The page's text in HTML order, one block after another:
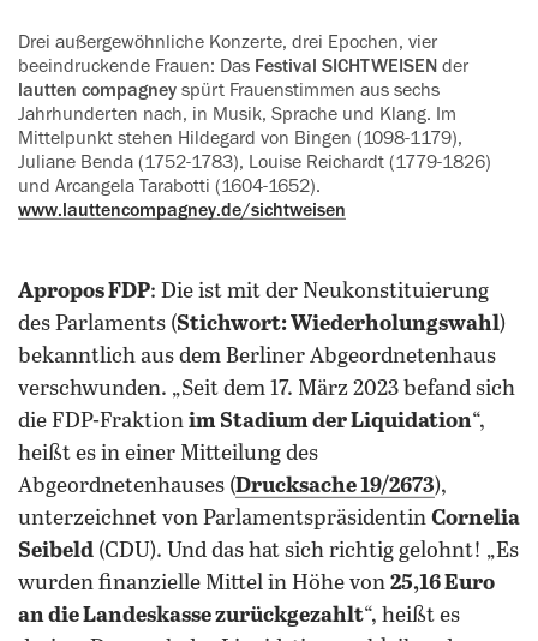
Drei außergewöhnliche Konzerte, drei Epochen, vier
beeindruckende Frauen: Das Festival SICHTWEISEN der
‍lautten compagney spürt Frauenstimmen aus sechs
Jahrhunderten nach, in Musik, Sprache und Klang. Im
Mittelpunkt stehen Hildegard von Bingen (1098-1179),
Juliane Benda (1752-1783), Louise Reichardt (1779-1826)
und Arcangela Tarabotti (1604-1652).
www.lauttencompagney.de/sichtweisen
Apropos FDP: Die ist mit der Neukonstituierung
des Parlaments (Stichwort: Wiederholungswahl)
bekanntlich aus dem Berliner Abgeordnetenhaus
verschwunden. „Seit dem 17. März 2023 befand sich
die FDP-Fraktion im Stadium der Liquidation“,
heißt es in einer Mitteilung des
Abgeordnetenhauses (Drucksache 19/2673),
unterzeichnet von Parlamentspräsidentin Cornelia
Seibeld (CDU). Und das hat sich richtig gelohnt! „Es
wurden finanzielle Mittel in Höhe von 25,16 Euro
an die Landeskasse zurückgezahlt“, heißt es